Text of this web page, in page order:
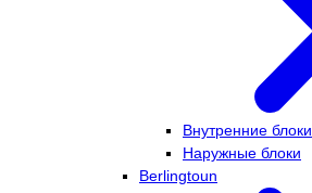
Внутренние блоки
Наружные блоки
Berlingtoun